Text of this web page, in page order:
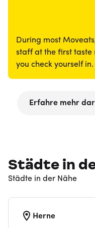
During most
staff at the first taste
you check yourself in.
Erfahre mehr
Städte in
Städte in der Nähe
Herne